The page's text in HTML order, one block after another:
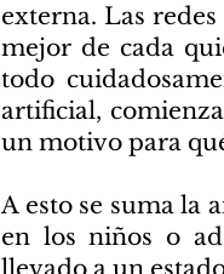
externa. Las
mejor de cada
todo
artificial,
un motivo para
A esto se suma la
en los niños o